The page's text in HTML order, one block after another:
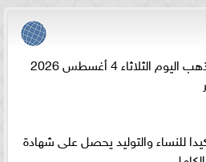
أسعار الذهب اليوم الثلاثاء 4 أغسطس 2026
للنساء والتوليد يحصل على شهادة